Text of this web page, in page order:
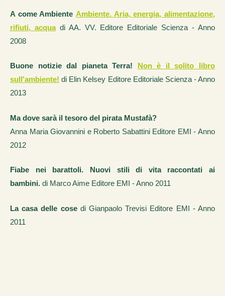
A come Ambiente Ambiente. Aria, energia, alimentazione,
rifiuti, acquadi AA. VV. Editore Editoriale Scienza - Anno
2008
Buone notizie dal pianeta Terra! Non è il solito libro
sull'ambiente! di Elin Kelsey Editore Editoriale Scienza - Anno
2013
Ma dove sarà il tesoro del pirata Mustafà?
Anna Maria Giovannini e Roberto Sabattini Editore EMI - Anno
2012
Fiabe nei barattoli. Nuovi stili di vita raccontati ai
bambini. di Marco Aime Editore EMI - Anno 2011
La casa delle cose di Gianpaolo Trevisi Editore EMI - Anno
2011